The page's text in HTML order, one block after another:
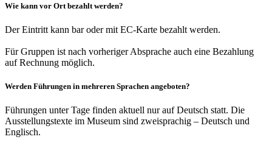
Wie kann vor Ort bezahlt werden?
Der Eintritt kann bar oder mit EC‑Karte bezahlt werden.
Für Gruppen ist nach vorheriger Absprache auch eine Bezahlung
auf Rechnung möglich.
Werden Führungen in mehreren Sprachen angeboten?
Führungen unter Tage finden aktuell nur auf Deutsch statt. Die
Ausstellungstexte im Museum sind zweisprachig – Deutsch und
Englisch.